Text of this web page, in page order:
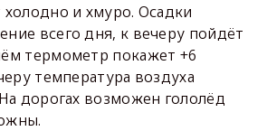
холодно и хмуро. Осадки
всего дня, к вечеру пойдёт
термометр покажет +6
температура воздуха
дорогах возможен гололёд